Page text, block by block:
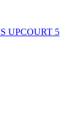
UPCOURT 5